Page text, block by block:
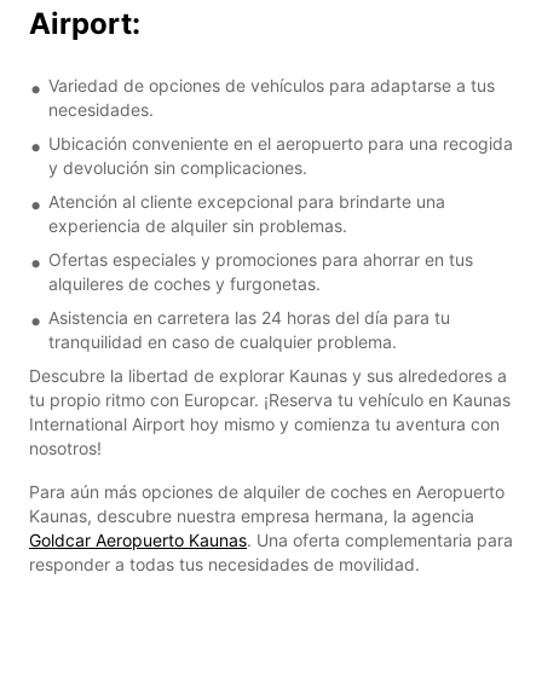
Airport:
Variedad de opciones de vehículos para adaptarse a tus
necesidades.
Ubicación conveniente en el aeropuerto para una recogida
y devolución sin complicaciones.
Atención al cliente excepcional para brindarte una
experiencia de alquiler sin problemas.
Ofertas especiales y promociones para ahorrar en tus
alquileres de coches y furgonetas.
Asistencia en carretera las 24 horas del día para tu
tranquilidad en caso de cualquier problema.
Descubre la libertad de explorar Kaunas y sus alrededores a
tu propio ritmo con Europcar. ¡Reserva tu vehículo en Kaunas
International Airport hoy mismo y comienza tu aventura con
nosotros!
Para aún más opciones de alquiler de coches en Aeropuerto
Kaunas, descubre nuestra empresa hermana, la agencia
Goldcar Aeropuerto Kaunas. Una oferta complementaria para
responder a todas tus necesidades de movilidad.